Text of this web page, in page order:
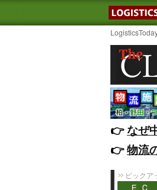
👉️なぜ
👉️物流
ピックア